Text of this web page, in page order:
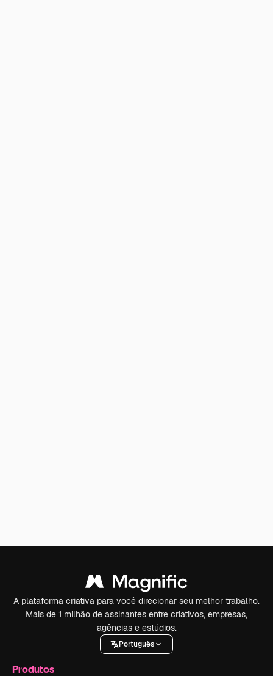
A plataforma criativa para você direcionar seu melhor trabalho.
Mais de 1 milhão de assinantes entre criativos, empresas,
agências e estúdios.
Português
Produtos